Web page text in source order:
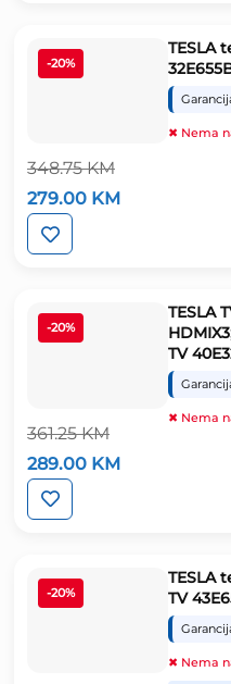
-20%
348.75KM
Izvorna
cijena
bila
je:
279.00 KM
TESLA
✖ Nema
-20%
361.25KM
Izvorna
cijena
bila
je:
289.00 KM
TESLA
TV
✖ Nema
-20%
TESLA
TV
✖ Nema